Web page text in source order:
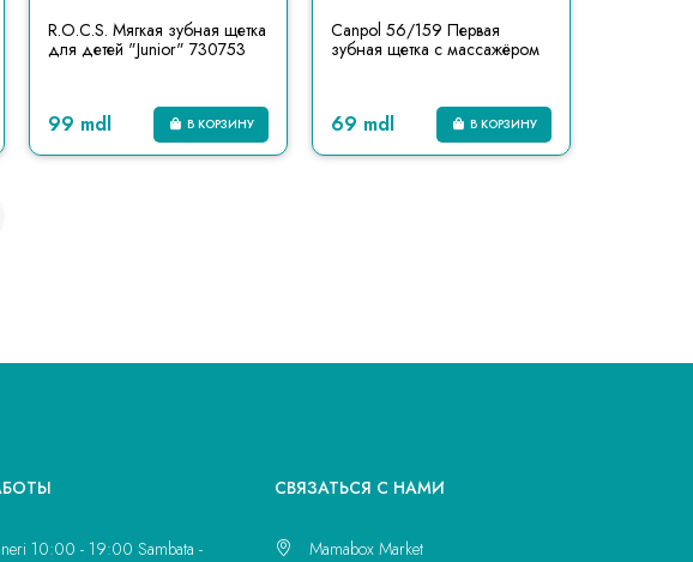
R.O.C.S. Мягкая зубная щетка
для детей "Junior" 730753
99 mdl В КОРЗИНУ
Canpol 56/159 Первая
зубная щетка с массажёром
69 mdl В КОРЗИНУ
10:00 - 19:00 Sambata -
CВЯЗАТЬСЯ С НАМИ
Mamabox Market